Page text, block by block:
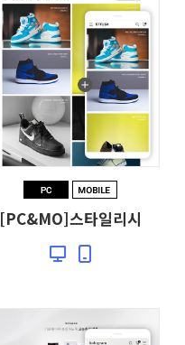
[PC&MO]스타일리시